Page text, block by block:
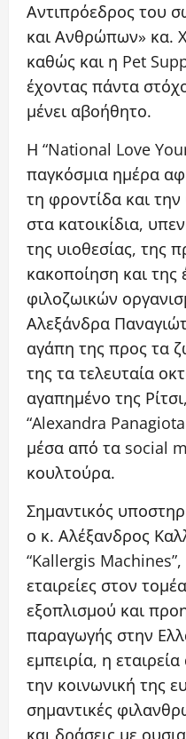
Αντιπρόεδρος του
και Ανθρώπων» κα.
καθώς και η Pet
έχοντας πάντα
μένει αβοήθητο.
Η “National Love
παγκόσμια ημέρα
τη φροντίδα και
στα κατοικίδια,
της υιοθεσίας, της
κακοποίηση και της
φιλοζωικών
Αλεξάνδρα
αγάπη της προς τα
της τα τελευταία
αγαπημένο της
“Alexandra
μέσα από τα social
κουλτούρα.
Σημαντικός
ο κ. Αλέξανδρος
“Kallergis
εταιρείες στον
εξοπλισμού και
παραγωγής στην
εμπειρία, η
την κοινωνική της
σημαντικές